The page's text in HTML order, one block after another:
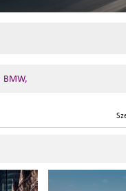
BMW,